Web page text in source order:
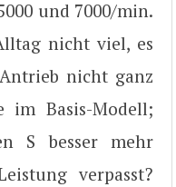
und 7000/min.
nicht viel, es
nicht ganz
im Basis-Modell;
S besser mehr
verpasst?